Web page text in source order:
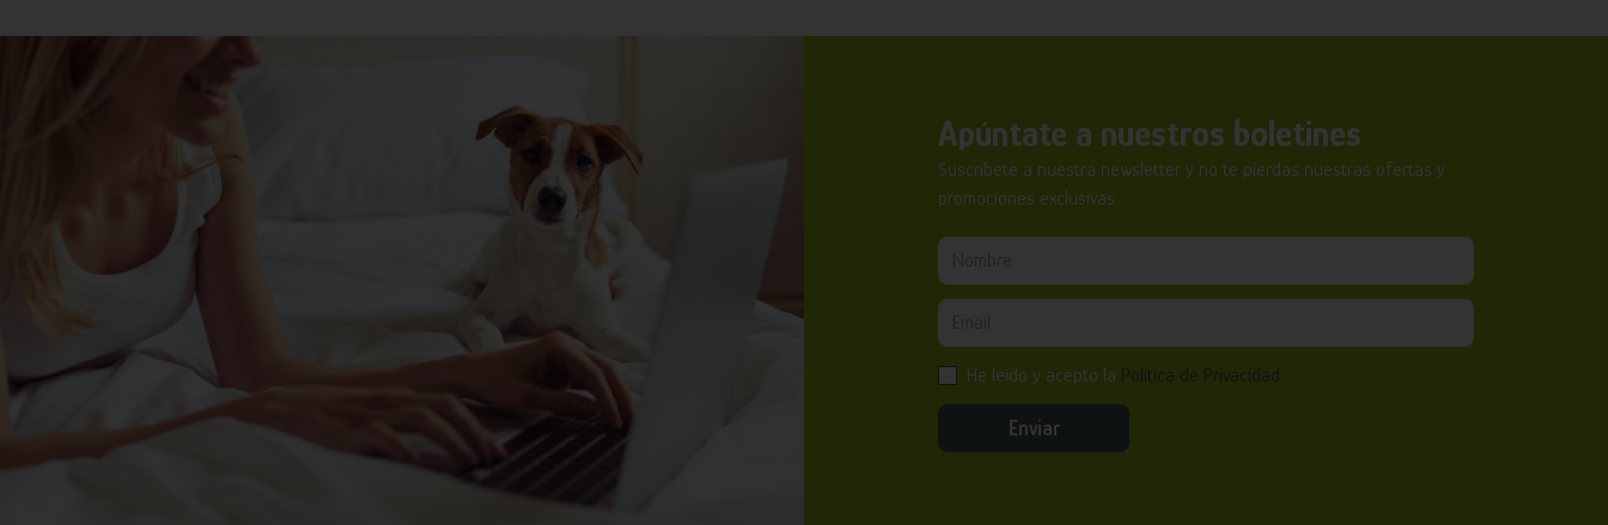
Apúntate a nuestros boletines
Suscríbete a nuestra newsletter y no te pierdas nuestras ofertas y
promociones exclusivas.
He leído y acepto la
Enviar